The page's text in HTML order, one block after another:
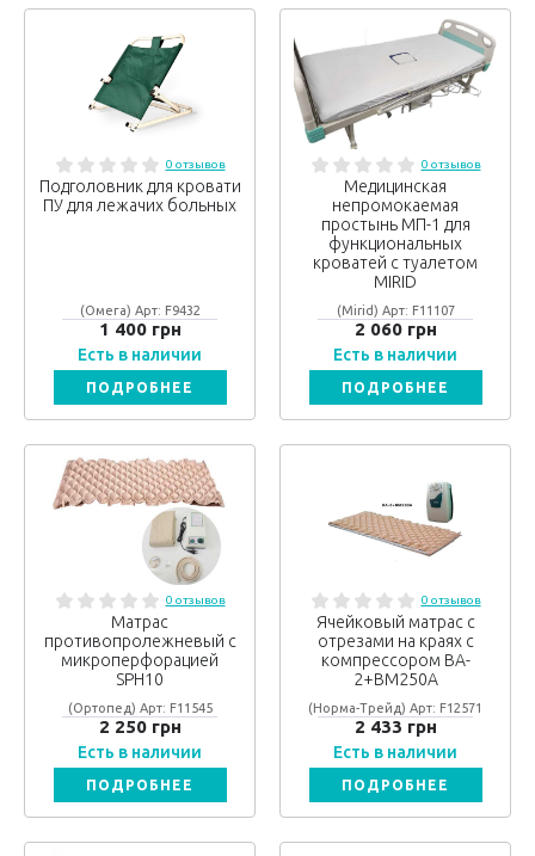
0 отзывов
Подголовник для кровати
ПУ для лежачих больных
(Омега) Арт: F9432
1 400 грн
Есть в наличии
ПОДРОБНЕЕ
0 отзывов
Медицинская
непромокаемая
простынь МП-1 для
функциональных
кроватей с туалетом
MIRID
(Mirid) Арт: F11107
2 060 грн
Есть в наличии
ПОДРОБНЕЕ
0 отзывов
Матрас
противопролежневый с
микроперфорацией
SPH10
(Ортопед) Арт: F11545
2 250 грн
Есть в наличии
ПОДРОБНЕЕ
0 отзывов
Ячейковый матрас с
отрезами на краях с
компрессором BA-
2+BM250A
(Норма-Трейд) Арт: F12571
2 433 грн
Есть в наличии
ПОДРОБНЕЕ